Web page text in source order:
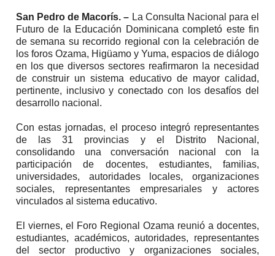
San Pedro de Macorís. – La Consulta Nacional para el
Futuro de la Educación Dominicana completó este fin
de semana su recorrido regional con la celebración de
los foros Ozama, Higüamo y Yuma, espacios de diálogo
en los que diversos sectores reafirmaron la necesidad
de construir un sistema educativo de mayor calidad,
pertinente, inclusivo y conectado con los desafíos del
desarrollo nacional.
Con estas jornadas, el proceso integró representantes
de las 31 provincias y el Distrito Nacional,
consolidando una conversación nacional con la
participación de docentes, estudiantes, familias,
universidades, autoridades locales, organizaciones
sociales, representantes empresariales y actores
vinculados al sistema educativo.
El viernes, el Foro Regional Ozama reunió a docentes,
estudiantes, académicos, autoridades, representantes
del sector productivo y organizaciones sociales,